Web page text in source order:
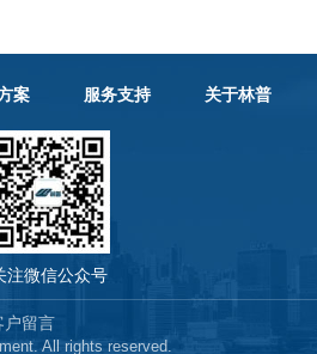
案 服务支持 关于林普
注微信公众号
户留言
All rights reserved.